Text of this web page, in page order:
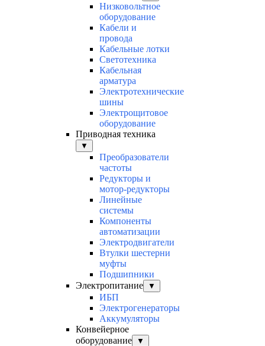
Низковольтное
оборудование
Кабели и
провода
Кабельные лотки
Светотехника
Кабельная
арматура
Электротехнические
шины
Электрощитовое
оборудование
Приводная техника
▼
Преобразователи
частоты
Редукторы и
мотор-редукторы
Линейные
системы
Компоненты
автоматизации
Электродвигатели
Втулки шестерни
муфты
Подшипники
Электропитание
▼
ИБП
Электрогенераторы
Аккумуляторы
Конвейерное
оборудование
▼